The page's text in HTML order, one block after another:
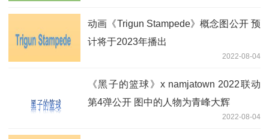
动画《Trigun Stampede》概念图公开 预
计将于2023年播出
2022-08-04
《黑子的篮球》x namjatown 2022联动
第4弹公开 图中的人物为青峰大辉
2022-08-04